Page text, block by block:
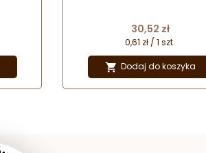
Cena
30,52 zł
0,61 zł / 1 szt.
 Dodaj do koszyka